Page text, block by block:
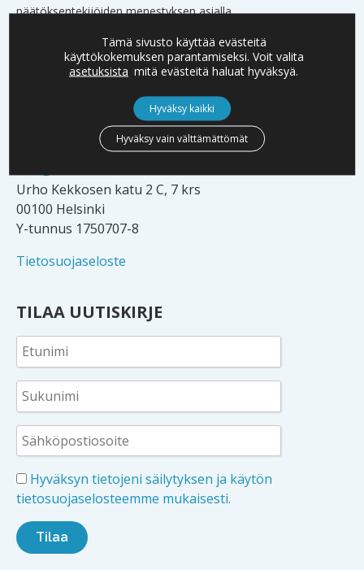
päätöksentekijöiden menestyksen asialla.
hallitusten jäseniä sekä johtoa.
YHTEYSTIEDOT
Urho Kekkosen katu 2 C, 7 krs
00100 Helsinki
Y-tunnus 1750707-8
Tietosuojaseloste
TILAA UUTISKIRJE
Hyväksyn tietojeni säilytyksen ja käytön
tietosuojaselosteemme mukaisesti.
Tämä sivusto käyttää evästeitä
käyttökokemuksen parantamiseksi. Voit valita
asetuksista mitä evästeitä haluat hyväksyä.
Hyväksy kaikki
Hyväksy vain välttämättömät